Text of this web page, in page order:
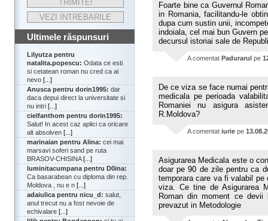
Ultimele răspunsuri
Lilyutza pentru
natalita.popescu: Odata ce esti
si cetatean roman nu cred ca ai
nevo [...]
Anusca pentru dorin1995: dar
daca depui direct la universitate si
nu intri [...]
cielfanthom pentru dorin1995:
Salut! In acest caz aplici ca oricare
alt absolven [...]
marinaian pentru Alina: cei mai
marsavi soferi sand pe ruta
BRASOV-CHISINA[...]
luminitacumpana pentru D0ina:
Ca basarabean cu diploma din rep.
Moldova , nu e n [...]
adaiulica pentru nicu_d: salut,
anul trecut nu a fost nevoie de
echivalare [...]
Foarte bine ca Guvernul
in Romania, facilitandu-le
dupa cum sustin unii,
indoiala, cel mai bun Guvern
decursul istoriai sale de
A comentat Padurarul pe
De ce viza se face numai
medicala pe perioada
Romaniei nu asigura
R.Moldova?
A comentat iurie pe
Asigurarea Medicala este o
doar pe 90 de zile pentru ca
temporara care va fi valabil
viza. Ce tine de Asigurarea
Roman din moment ce
prevazut in Metodologie